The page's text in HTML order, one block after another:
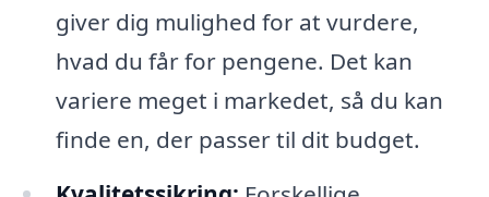
giver dig mulighed for at vurdere,
hvad du får for pengene. Det kan
variere meget i markedet, så du kan
finde en, der passer til dit budget.